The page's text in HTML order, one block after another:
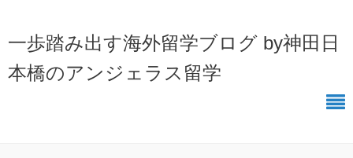
一歩踏み出す海外留学ブログ by神田日
本橋のアンジェラス留学